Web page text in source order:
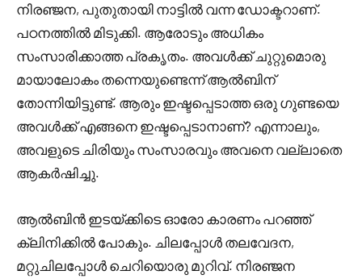
നിരഞ്ജന, പുതുതായി നാട്ടിൽ വന്ന ഡോക്ടറാണ്.
പഠനത്തിൽ മിടുക്കി. ആരോടും അധികം
സംസാരിക്കാത്ത പ്രകൃതം. അവൾക്ക് ചുറ്റുമൊരു
മായാലോകം തന്നെയുണ്ടെന്ന് ആൽബിന്
തോന്നിയിട്ടുണ്ട്. ആരും ഇഷ്ടപ്പെടാത്ത ഒരു ഗുണ്ടയെ
അവൾക്ക് എങ്ങനെ ഇഷ്ടപ്പെടാനാണ്? എന്നാലും,
അവളുടെ ചിരിയും സംസാരവും അവനെ വല്ലാതെ
ആകർഷിച്ചു.
ആൽബിൻ ഇടയ്ക്കിടെ ഓരോ കാരണം പറഞ്ഞ്
ക്ലിനിക്കിൽ പോകും. ചിലപ്പോൾ തലവേദന,
മറ്റുചിലപ്പോൾ ചെറിയൊരു മുറിവ്. നിരഞ്ജന